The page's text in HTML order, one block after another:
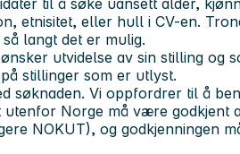
etnisitet, eller hull i CV-en.
langt det er mulig.
utvidelse av sin stilling og
stillinger som er utlyst.
søknaden. Vi oppfordrer til å
Norge må være godkjent
NOKUT), og godkjenningen